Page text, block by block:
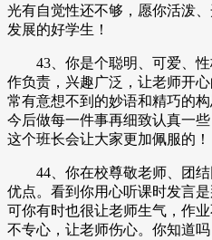
光有自觉性还不够，愿你活泼
发展的好学生！
43、你是个聪明、可爱、性
作负责，兴趣广泛，让老师开
常有意想不到的妙语和精巧的
今后做每一件事再细致认真一
这个班长会让大家更加佩服的！
44、你在校尊敬老师、团结
优点。看到你用心听课时发言
可你有时也很让老师生气，作
不专心，让老师伤心。你知道